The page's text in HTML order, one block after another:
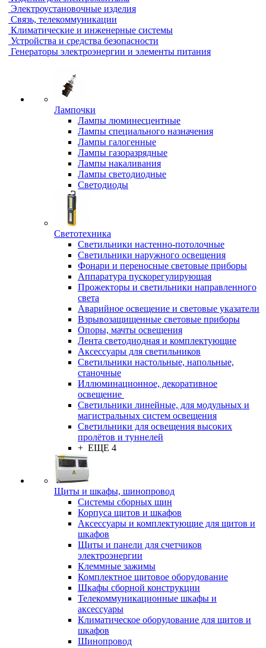
Электроустановочные изделия
Связь, телекоммуникации
Климатические и инженерные системы
Устройства и средства безопасности
Генераторы электроэнергии и элементы питания
Лампочки
Лампы люминесцентные
Лампы специального назначения
Лампы галогенные
Лампы газоразрядные
Лампы накаливания
Лампы светодиодные
Светодиоды
Светотехника
Светильники настенно-потолочные
Светильники наружного освещения
Фонари и переносные световые приборы
Аппаратура пускорегулирующая
Прожекторы и светильники направленного
света
Аварийное освещение и световые указатели
Взрывозащищенные световые приборы
Опоры, мачты освещения
Лента светодиодная и комплектующие
Аксессуары для светильников
Светильники настольные, напольные,
станочные
Иллюминационное, декоративное
освещение
Светильники линейные, для модульных и
магистральных систем освещения
Светильники для освещения высоких
пролётов и туннелей
+ ЕЩЕ 4
Щиты и шкафы, шинопровод
Системы сборных шин
Корпуса щитов и шкафов
Аксессуары и комплектующие для щитов и
шкафов
Щиты и панели для счетчиков
электроэнергии
Клеммные зажимы
Комплектное щитовое оборудование
Шкафы сборной конструкции
Телекоммуникационные шкафы и
аксессуары
Климатическое оборудование для щитов и
шкафов
Шинопровод